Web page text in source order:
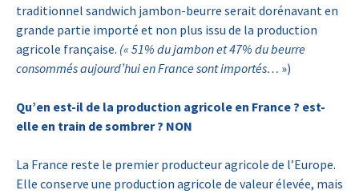
traditionnel sandwich jambon-beurre serait dorénavant en
grande partie importé et non plus issu de la production
agricole française. (« 51% du jambon et 47% du beurre
consommés aujourd’hui en France sont importés… »)
Qu’en est-il de la production agricole en France ? est-
elle en train de sombrer ? NON
La France reste le premier producteur agricole de l’Europe.
Elle conserve une production agricole de valeur élevée, mais